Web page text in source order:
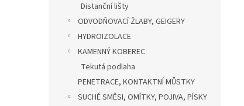
Distanční lišty
ODVODŇOVACÍ ŽLABY, GEIGERY
HYDROIZOLACE
KAMENNÝ KOBEREC
Tekutá podlaha
PENETRACE, KONTAKTNÍ MŮSTKY
SUCHÉ SMĚSI, OMÍTKY, POJIVA, PÍSKY